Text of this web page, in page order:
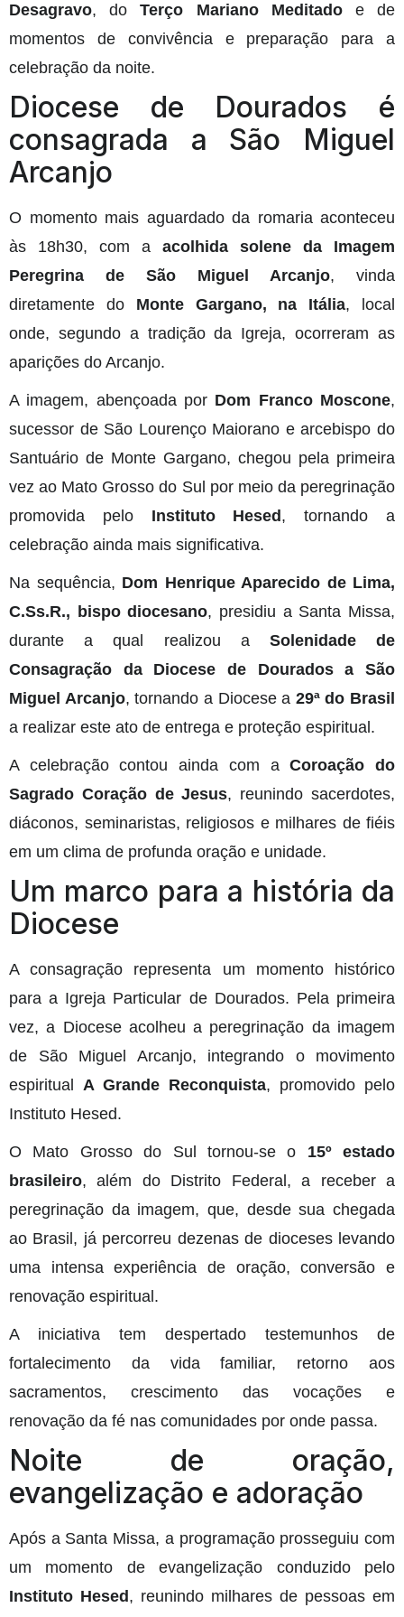
Desagravo, doTerço Mariano Meditadoe de
momentos de convivência e preparação para a
celebração da noite.
Diocese de Dourados é
consagrada a São Miguel
Arcanjo
O momento mais aguardado da romaria aconteceu
às 18h30, com a acolhida solene da Imagem
Peregrina de São Miguel Arcanjo, vinda
diretamente do Monte Gargano, na Itália, local
onde, segundo a tradição da Igreja, ocorreram as
aparições do Arcanjo.
A imagem, abençoada por Dom Franco Moscone,
sucessor de São Lourenço Maiorano e arcebispo do
Santuário de Monte Gargano, chegou pela primeira
vez ao Mato Grosso do Sul por meio da peregrinação
promovida pelo Instituto Hesed, tornando a
celebração ainda mais significativa.
Na sequência, Dom Henrique Aparecido de Lima,
C.Ss.R., bispo diocesano, presidiu a Santa Missa,
durante a qual realizou a Solenidade de
Consagração da Diocese de Dourados a São
Miguel Arcanjo, tornando a Diocese a 29ª do Brasil
a realizar este ato de entrega e proteção espiritual.
A celebração contou ainda com aCoroação do
Sagrado Coração de Jesus, reunindo sacerdotes,
diáconos, seminaristas, religiosos e milhares de fiéis
em um clima de profunda oração e unidade.
Um marco para a história da
Diocese
A consagração representa um momento histórico
para a Igreja Particular de Dourados. Pela primeira
vez, a Diocese acolheu a peregrinação da imagem
de São Miguel Arcanjo, integrando o movimento
espiritual A Grande Reconquista, promovido pelo
Instituto Hesed.
O Mato Grosso do Sul tornou-se o 15º estado
brasileiro, além do Distrito Federal, a receber a
peregrinação da imagem, que, desde sua chegada
ao Brasil, já percorreu dezenas de dioceses levando
uma intensa experiência de oração, conversão e
renovação espiritual.
A iniciativa tem despertado testemunhos de
fortalecimento da vida familiar, retorno aos
sacramentos, crescimento das vocações e
renovação da fé nas comunidades por onde passa.
Noite de oração,
evangelização e adoração
Após a Santa Missa, a programação prosseguiu com
um momento de evangelização conduzido pelo
Instituto Hesed, reunindo milhares de pessoas em